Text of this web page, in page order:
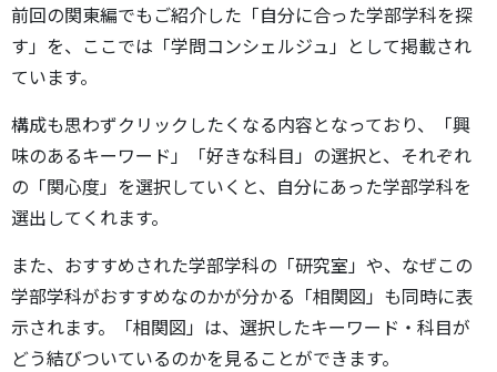
前回の関東編でもご紹介した「自分に合った学部学科を探
す」を、ここでは「学問コンシェルジュ」として掲載され
ています。
構成も思わずクリックしたくなる内容となっており、「興
味のあるキーワード」「好きな科目」の選択と、それぞれ
の「関心度」を選択していくと、自分にあった学部学科を
選出してくれます。
また、おすすめされた学部学科の「研究室」や、なぜこの
学部学科がおすすめなのかが分かる「相関図」も同時に表
示されます。「相関図」は、選択したキーワード・科目が
どう結びついているのかを見ることができます。